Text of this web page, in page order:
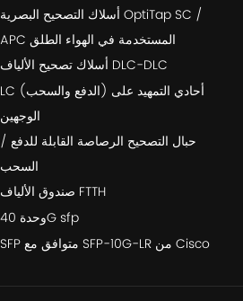
أسلاك التصحيح البصرية OptiTap SC /
APC المستخدمة في الهواء الطلق
أسلاك تصحيح الألياف DLC-DLC
LC (الدفع والسحب) أحادي التمهيد على
الوجهين
حبال التصحيح الرصاصة القابلة للدفع /
السحب
صندوق الألياف FTTH
وحدة 40G sfp
SFP متوافق مع SFP-10G-LR من Cisco